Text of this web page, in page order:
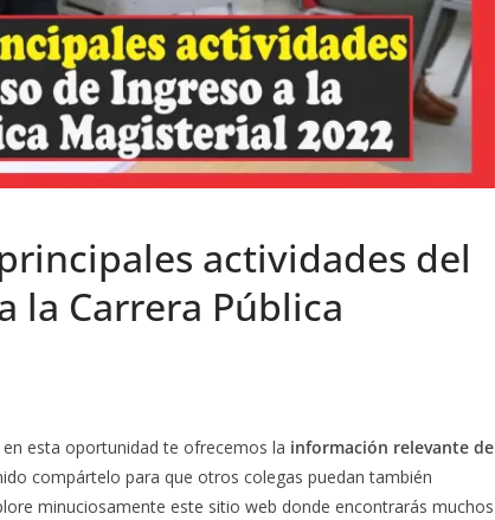
actividades del
la Carrera Pública
esta oportunidad te ofrecemos la información relevante de
compártelo para que otros colegas puedan también
minuciosamente este sitio web donde encontrarás muchos